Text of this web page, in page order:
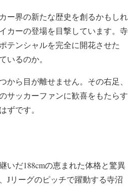
ー界の新たな歴史を創るかもしれ
カーの登場を目撃しています。寺
テンシャルを完全に開花させた
いるのか。
から目が離せません。その右足、
サッカーファンに歓喜をもたらす
ずです。
いだ188cmの恵まれた体格と驚異
Jリーグのピッチで躍動する寺沼